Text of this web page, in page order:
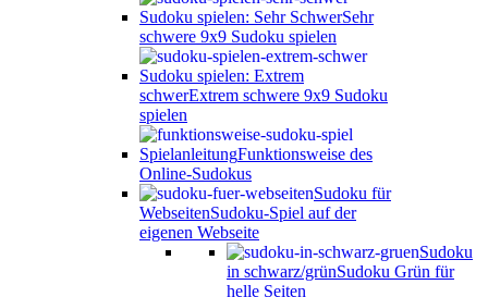
Sudoku spielen: Sehr SchwerSehr
schwere 9x9 Sudoku spielen
Sudoku spielen: Extrem
schwerExtrem schwere 9x9 Sudoku
spielen
SpielanleitungFunktionsweise des
Online-Sudokus
Sudoku für
WebseitenSudoku-Spiel auf der
eigenen Webseite
Sudoku
in schwarz/grünSudoku Grün für
helle Seiten